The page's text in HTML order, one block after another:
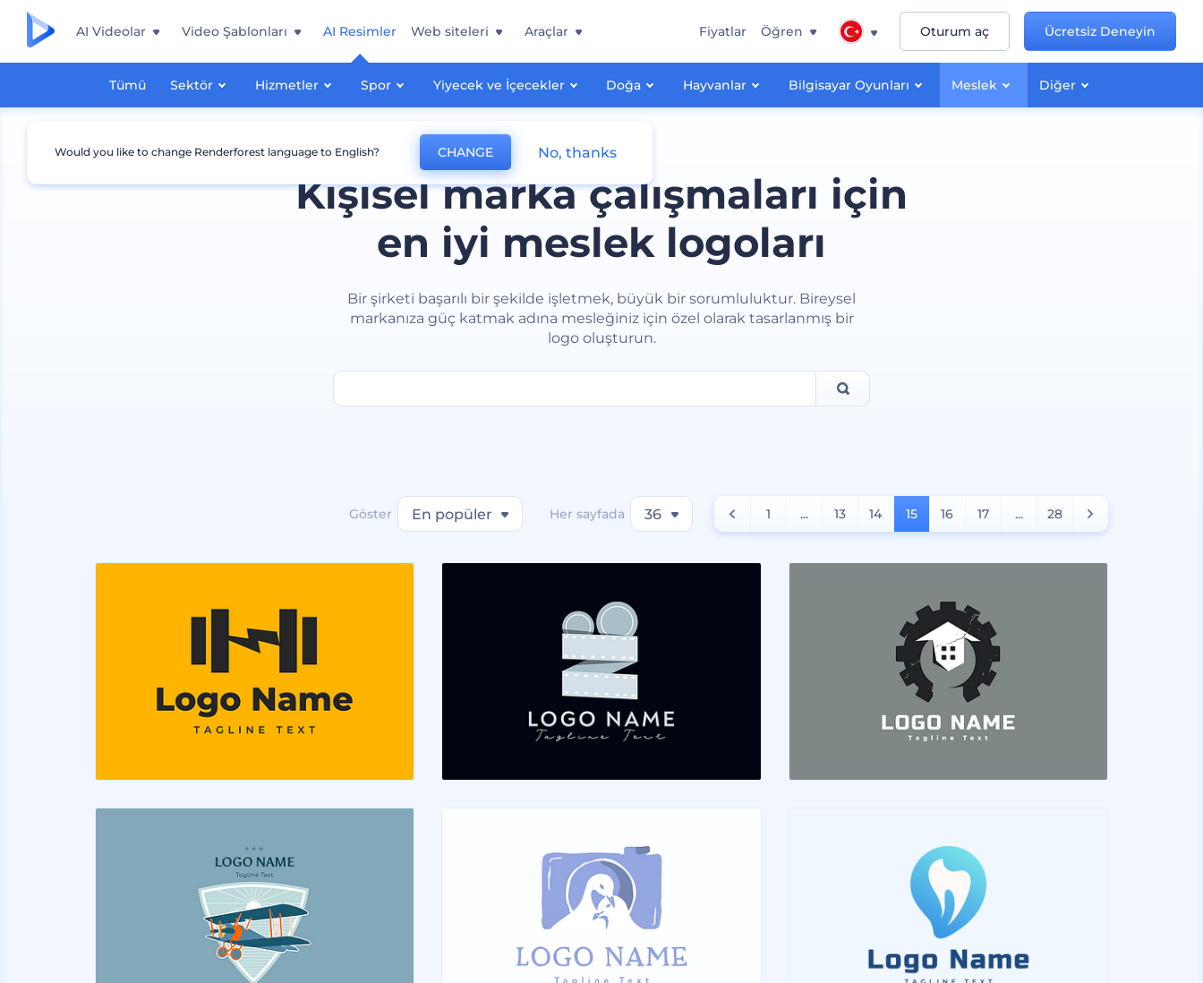
AI Videolar Video Şablonları AI Resimler
Tümü Sektör Hizmetler Spor Yiyecek ve İçecekler Doğa Hayvanlar Bilgisayar Oyunları Meslek Diğer
Web siteleri Araçlar Fiyatlar Öğren Oturum aç Ücretsiz Deneyin
Kişisel marka çalışmaları için
en iyi meslek logoları
Bir şirketi başarılı bir şekilde işletmek, büyük bir sorumluluktur. Bireysel
markanıza güç katmak adına mesleğiniz için özel olarak tasarlanmış bir
logo oluşturun.
Göster En popüler Her sayfada 36 1 ... 13 14 15 16 17 ... 28
Would you like to change Renderforest language to English? CHANGE No, thanks